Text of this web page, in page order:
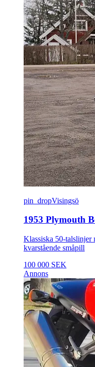
pin_dropVisingsö
1953 Plymouth
Klassiska 50-talslinjer
kvarstående småpill
100 000 SEK
Annons